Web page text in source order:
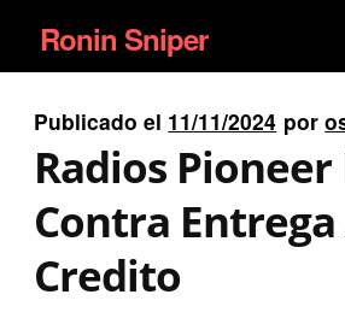
Ir
a
la
navegación
Ir
al
contenido
Ronin Sniper
EQUIPAMIENTO ÉLITE
RIFLES DEPORTIVOS
Publicado el 11/11/2024 por
Radios Pioneer
Contra Entrega
Credito